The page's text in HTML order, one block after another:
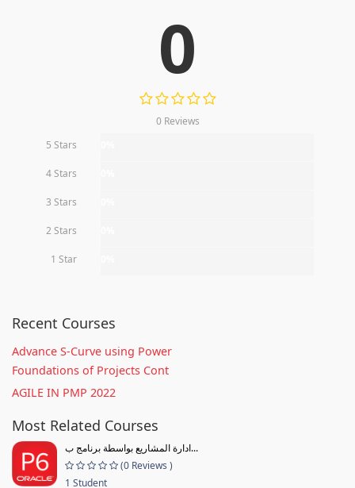
0
0 Reviews
5 Stars
4 Stars
3 Stars
2 Stars
1 Star
Recent Courses
Advance S-Curve using Power
Foundations of Projects Cont
AGILE IN PMP 2022
Most Related Courses
ادارة المشاريع بواسطة برنامج ب...
(0 Reviews )
1 Student